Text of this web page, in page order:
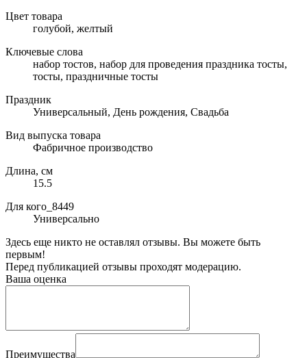
Цвет товара
голубой, желтый
Ключевые слова
набор тостов, набор для проведения праздника тосты,
тосты, праздничные тосты
Праздник
Универсальный, День рождения, Свадьба
Вид выпуска товара
Фабричное производство
Длина, см
15.5
Для кого_8449
Универсально
Здесь еще никто не оставлял отзывы. Вы можете быть
первым!
Перед публикацией отзывы проходят модерацию.
Ваша оценка
Преимущества